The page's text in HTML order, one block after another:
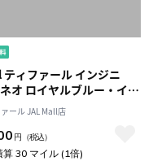
ィファール インジニ
オ ロイヤルブルー・イン
フライパン 22cm
ガス火専用
ール JAL Mall店
円 （税込）
算 30 マイル (1倍)